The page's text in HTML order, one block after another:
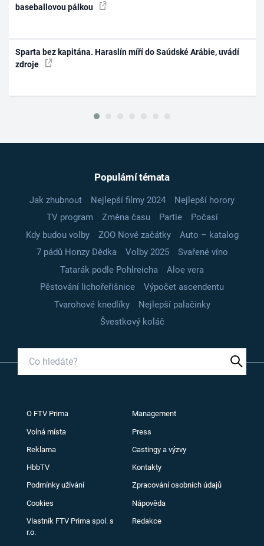
baseballovou pálkou
Sparta bez kapitána. Haraslín míří do Saúdské Arábie, uvádí
zdroje
Populární témata
Jak zhubnout Nejlepší filmy 2024
Nejlepší horory
TV program
Změna času Partie
Počasí
Kdy budou volby
ZOO Nové začátky
Auto – katalog
7 pádů Honzy Dědka
Volby 2025
Svařené víno
Tatarák podle Pohlreicha
Aloe vera
Pěstování lichořeřišnice
Výpočet ascendentu
Tvarohové knedlíky
Nejlepší palačinky
Švestkový koláč
O FTV Prima Management
Volná místa Press
Reklama Castingy a výzvy
HbbTV Kontakty
Podmínky užívání Zpracování osobních údajů
Cookies Nápověda
Vlastník FTV Prima spol. s
r.o.
Redakce